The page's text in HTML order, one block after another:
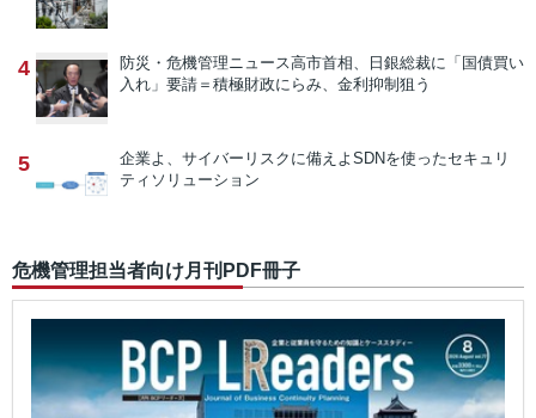
4 防災・危機管理ニュース高市首相、日銀総裁に「国債買い
入れ」要請＝積極財政にらみ、金利抑制狙う
5 企業よ、サイバーリスクに備えよ SDNを使ったセキュリ
ティソリューション
危機管理担当者向け月刊PDF冊子